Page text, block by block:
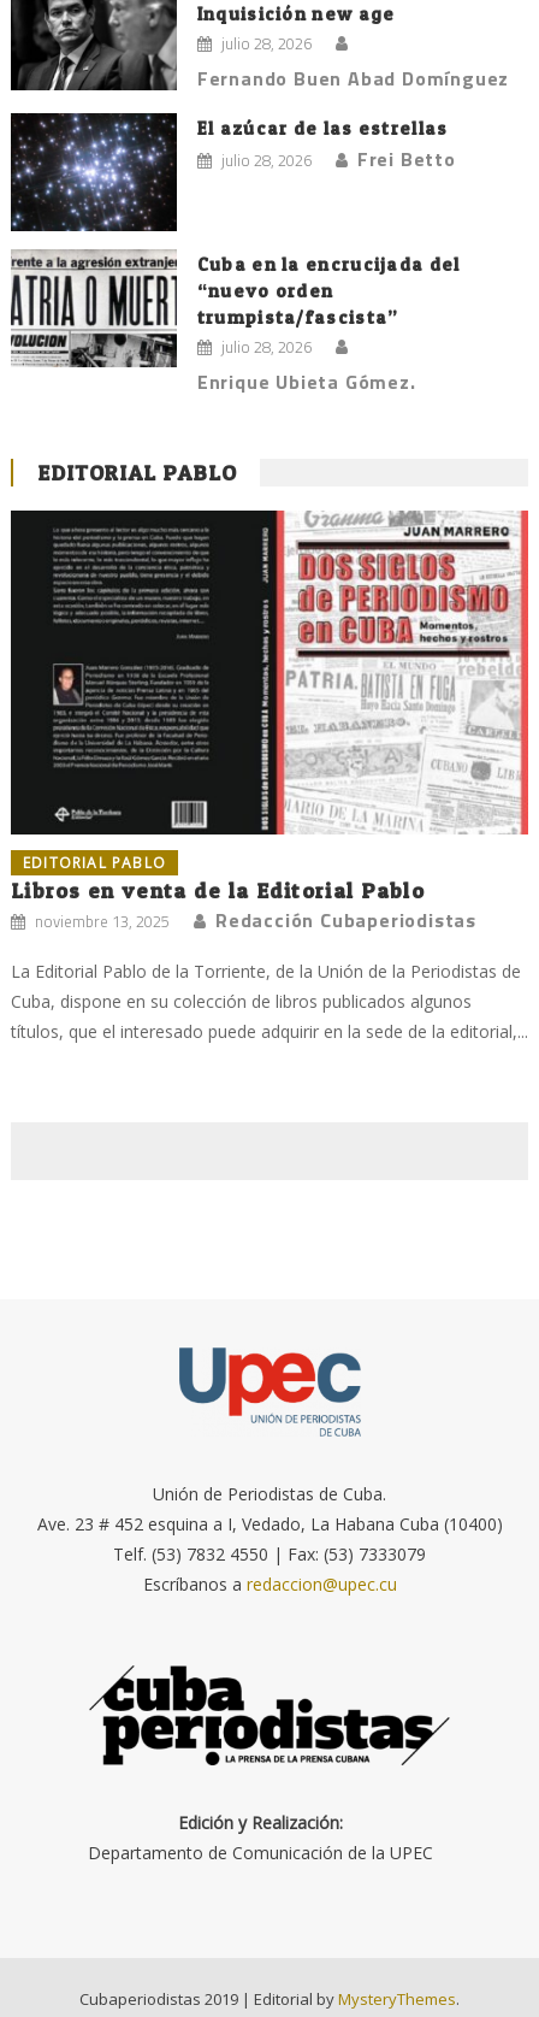
Inquisición new age
julio 28, 2026
Fernando Buen Abad Domínguez
El azúcar de las estrellas
julio 28, 2026 Frei Betto
Cuba en la encrucijada del
“nuevo orden
trumpista/fascista”
julio 28, 2026
Enrique Ubieta Gómez.
EDITORIAL PABLO
EDITORIAL PABLO
Libros en venta de la Editorial Pablo
noviembre 13, 2025 Redacción Cubaperiodistas
La Editorial Pablo de la Torriente, de la Unión de la Periodistas de
Cuba, dispone en su colección de libros publicados algunos
títulos, que el interesado puede adquirir en la sede de la editorial,...
Unión de Periodistas de Cuba.
Ave. 23 # 452 esquina a I, Vedado, La Habana Cuba (10400)
Telf. (53) 7832 4550 | Fax: (53) 7333079
Escríbanos a redaccion@upec.cu
Edición y Realización:
Departamento de Comunicación de la UPEC
Cubaperiodistas 2019 | Editorial byMysteryThemes.